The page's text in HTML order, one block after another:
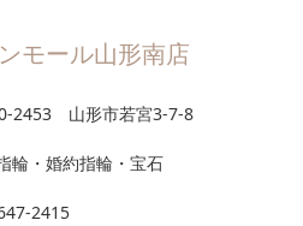
モール山形南店
2453 山形市若宮3-7-8
輪・婚約指輪・宝石
2415